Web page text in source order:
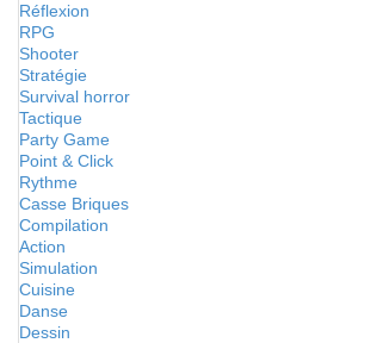
Réflexion
RPG
Shooter
Stratégie
Survival horror
Tactique
Party Game
Point & Click
Rythme
Casse Briques
Compilation
Action
Simulation
Cuisine
Danse
Dessin